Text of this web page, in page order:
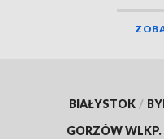
BIAŁYSTOK /
GORZÓW WLKP.